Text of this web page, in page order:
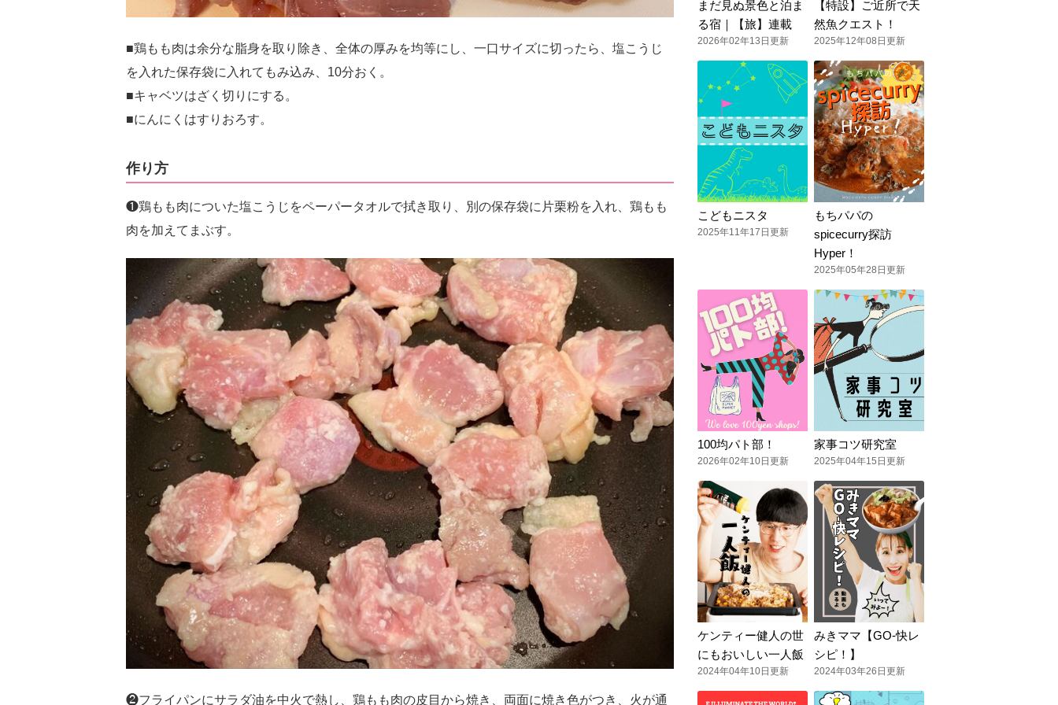
■鶏もも肉は余分な脂身を取り除き、全体の厚みを均等にし、一口サイズに切ったら、塩こうじ
を入れた保存袋に入れてもみ込み、10分おく。
■キャベツはざく切りにする。
■にんにくはすりおろす。
作り方
❶鶏もも肉についた塩こうじをペーパータオルで拭き取り、別の保存袋に片栗粉を入れ、鶏もも
肉を加えてまぶす。
❷フライパンにサラダ油を中火で熱し、鶏もも肉の皮目から焼き、両面に焼き色がつき、火が通
まだ見ぬ景色と泊ま
る宿｜【旅】連載
2026年02年13日更新
【特設】ご近所で天
然魚クエスト！
2025年12年08日更新
こどもニスタ
2025年11年17日更新
もちパパの
spicecurry探訪
Hyper！
2025年05年28日更新
100均パト部！
2026年02年10日更新
家事コツ研究室
2025年04年15日更新
ケンティー健人の世
にもおいしい一人飯
2024年04年10日更新
みきママ【GO-快レ
シピ！】
2024年03年26日更新